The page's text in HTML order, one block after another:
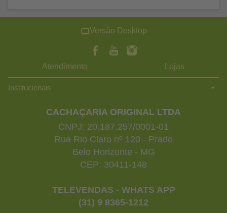
Versão Desktop
Atendimento Lojas
Institucionais
CACHAÇARIA ORIGINAL LTDA
CNPJ: 20.187.257/0001-01
Rua Rio Claro nº 120 - Prado
Belo Horizonte - MG
CEP: 30411-148
TELEVENDAS - WHATS APP
(31) 9 8365-1212